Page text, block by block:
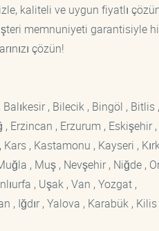
kaliteli ve uygun fiyatlı
memnuniyeti garantisiyle
çözün!
, Bilecik , Bingöl , Bitlis ,
, Erzincan , Erzurum , Eskişehir ,
, Kastamonu , Kayseri ,
, Muş , Nevşehir , Niğde ,
, Uşak , Van , Yozgat ,
, Iğdır , Yalova , Karabük , Kilis